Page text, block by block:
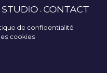
CONTACT
de confidentialité
cookies